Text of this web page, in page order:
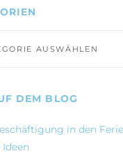
DEM BLOG
in den